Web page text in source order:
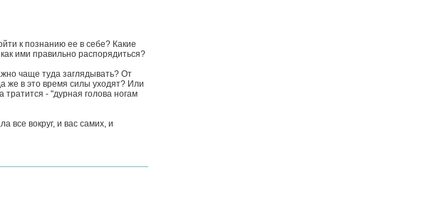
к познанию ее в себе? Какие
ими правильно распорядиться?
чаще туда заглядывать? От
же в это время силы уходят? Или
тратится - "дурная голова ногам
все вокруг, и вас самих, и